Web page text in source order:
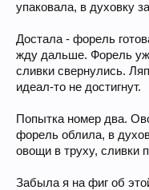
упаковала, в духовку
Достала - форель
жду дальше. Форель
сливки свернулись.
идеал-то не достигнут.
Попытка номер два.
форель облила, в
овощи в труху, сливки
Забыла я на фиг об